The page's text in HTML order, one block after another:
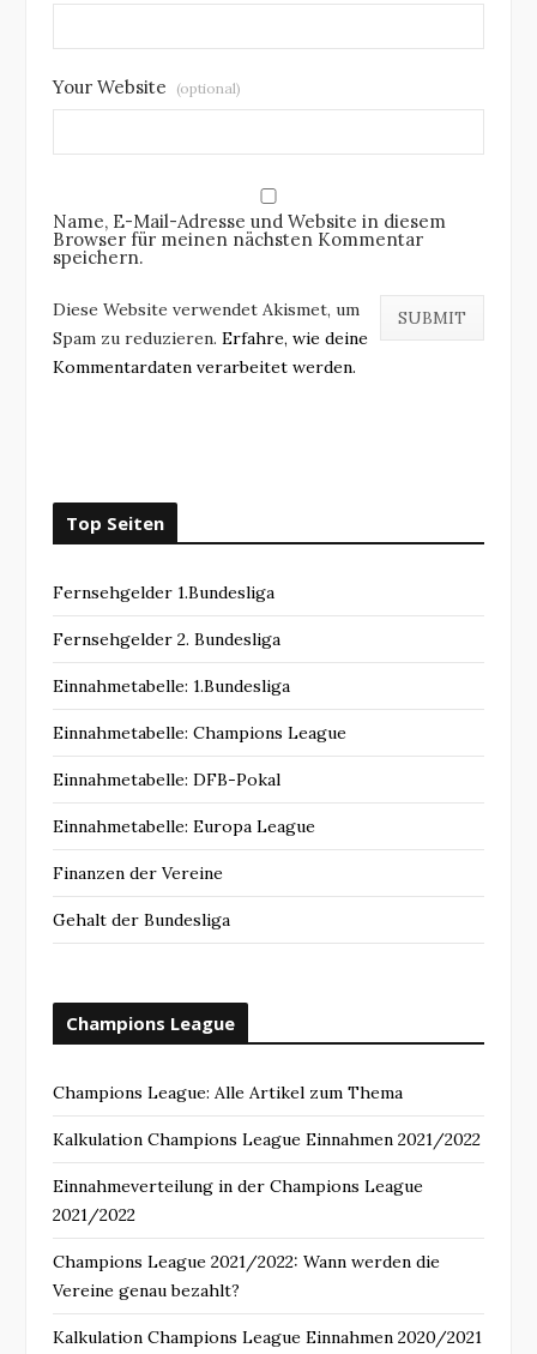
Your Website (optional)
Name, E-Mail-Adresse und Website in diesem
Browser für meinen nächsten Kommentar
speichern.
Diese Website verwendet Akismet, um
Spam zu reduzieren. Erfahre, wie deine
Kommentardaten verarbeitet werden.
Top Seiten
Fernsehgelder 1.Bundesliga
Fernsehgelder 2. Bundesliga
Einnahmetabelle: 1.Bundesliga
Einnahmetabelle: Champions League
Einnahmetabelle: DFB-Pokal
Einnahmetabelle: Europa League
Finanzen der Vereine
Gehalt der Bundesliga
Champions League
Champions League: Alle Artikel zum Thema
Kalkulation Champions League Einnahmen 2021/2022
Einnahmeverteilung in der Champions League
2021/2022
Champions League 2021/2022: Wann werden die
Vereine genau bezahlt?
Kalkulation Champions League Einnahmen 2020/2021